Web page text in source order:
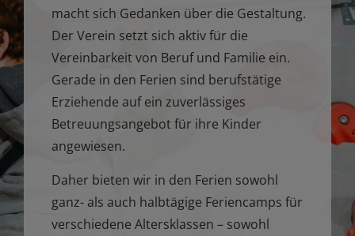
macht sich Gedanken über die Gestaltung.
Der Verein setzt sich aktiv für die
Vereinbarkeit von Beruf und Familie ein.
Gerade in den Ferien sind berufstätige
Erziehende auf ein zuverlässiges
Betreuungsangebot für ihre Kinder
angewiesen.
Daher bieten wir in den Ferien sowohl
ganz- als auch halbtägige Feriencamps für
verschiedene Altersklassen – sowohl